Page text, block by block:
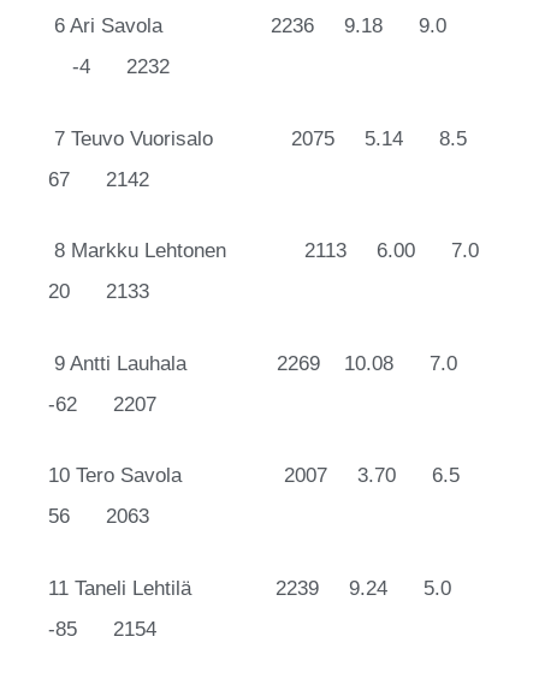
6 Ari Savola 2236 9.18 9.0
-4 2232
7 Teuvo Vuorisalo 2075 5.14 8.5
67 2142
8 Markku Lehtonen 2113 6.00 7.0
20 2133
9 Antti Lauhala 2269 10.08 7.0
-62 2207
10 Tero Savola 2007 3.70 6.5
56 2063
11 Taneli Lehtilä 2239 9.24 5.0
-85 2154